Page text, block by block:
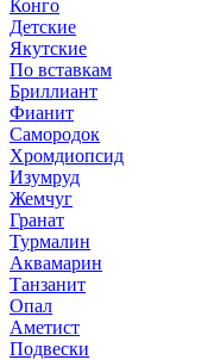
Конго
Детские
Якутские
По вставкам
Бриллиант
Фианит
Самородок
Хромдиопсид
Изумруд
Жемчуг
Гранат
Турмалин
Аквамарин
Танзанит
Опал
Аметист
Подвески